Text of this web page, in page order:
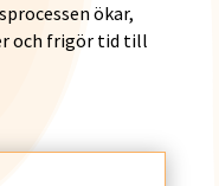
ökar,
och frigör tid till